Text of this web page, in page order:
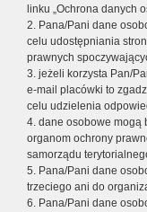
linku „Ochrona danych
2. Pana/Pani dane
celu udostępniania
prawnych
3. jeżeli korzysta Pan/
e-mail placówki to
celu udzielenia
4. dane osobowe mogą
organom ochrony
samorządu
5. Pana/Pani dane
trzeciego ani do
6. Pana/Pani dane